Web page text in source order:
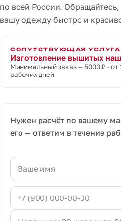
по всей России.
вашу одежду быстро и
СОПУТСТВУЮЩАЯ УСЛУГА
Изготовление вышитых
Минимальный заказ — 5000 ₽ · от
рабочих дней
Нужен расчёт по вашему
его — ответим в течение